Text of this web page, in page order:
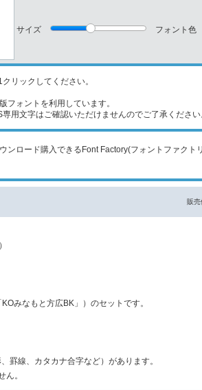
サイズ フォント色
リックしてください。
ォントを利用しています。
文字はご確認いただけませんのでご了承ください
ロード購入できるFont Factory(フォントファクト
販
みなもと方広BK」）のセットです。
罫線、カタカナ合字など）があります。
。